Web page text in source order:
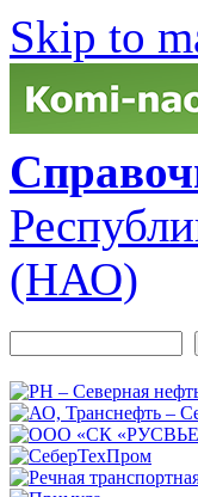
Skip to
(НАО)
Форма поиска